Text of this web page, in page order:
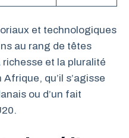
et technologiques
au rang de têtes
richesse et la pluralité
qu’il s’agisse
ou d’un fait